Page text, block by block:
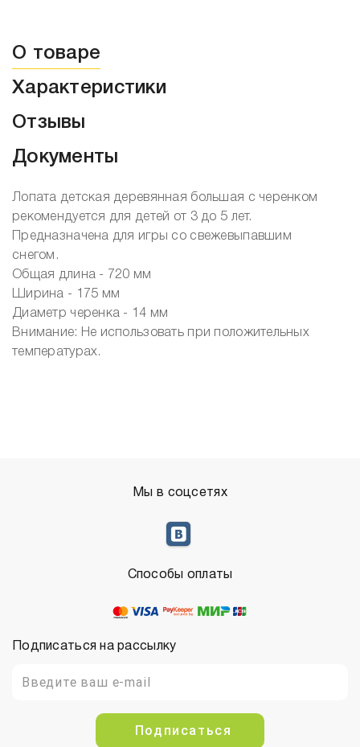
О товаре
Характеристики
Отзывы
Документы
Лопата детская деревянная большая с черенком
рекомендуется для детей от 3 до 5 лет.
Предназначена для игры со свежевыпавшим
снегом.
Общая длина - 720 мм
Ширина - 175 мм
Диаметр черенка - 14 мм
Внимание: Не использовать при положительных
температурах.
Мы в соцсетях
Подписаться на рассылку
Подписаться
Способы оплаты